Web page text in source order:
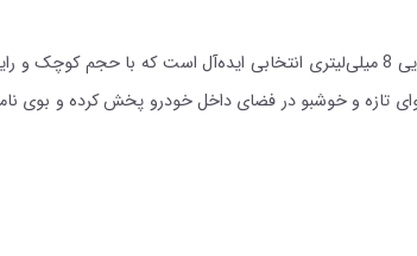
آیا به دنبال راهی ساده و مؤثر برای خوشبو نگه‌داشتن فضای داخل خودروی خود هستید؟ خوشبوکننده خودرویی 8 میلی‌لیتری
تازه و خوشبو در فضای داخل خودرو پخش کرده و بوی